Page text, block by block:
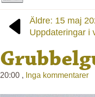
Äldre: 15 maj
Uppdateringar i
20:00 , Inga kommentarer